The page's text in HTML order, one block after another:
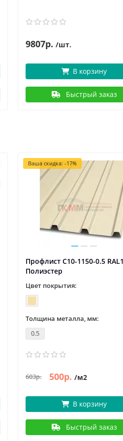
9807р. /шт.
В корзину
Быстрый заказ
Ваша скидка: -17%
Профлист С10-1150-0.5
Полиэстер
Цвет покрытия:
Толщина металла, мм:
0.5
603р. 500р. /м2
В корзину
Быстрый заказ